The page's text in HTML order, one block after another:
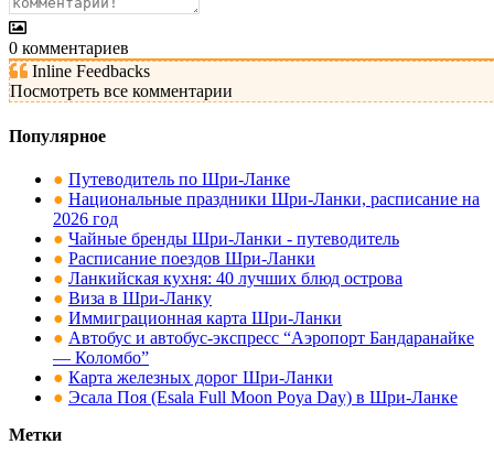
0 комментариев
Inline Feedbacks
Посмотреть все комментарии
Популярное
● Путеводитель по Шри-Ланке
● Национальные праздники Шри-Ланки, расписание на
2026 год
● Чайные бренды Шри-Ланки - путеводитель
● Расписание поездов Шри-Ланки
● Ланкийская кухня: 40 лучших блюд острова
● Виза в Шри-Ланку
● Иммиграционная карта Шри-Ланки
● Автобус и автобус-экспресс “Аэропорт Бандаранайке
— Коломбо”
● Карта железных дорог Шри-Ланки
● Эсала Поя (Esala Full Moon Poya Day) в Шри-Ланке
Метки